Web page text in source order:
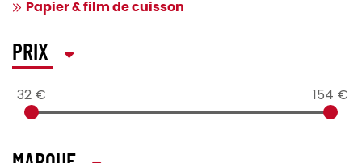
Papier & film de cuisson
PRIX
32 € 154 €